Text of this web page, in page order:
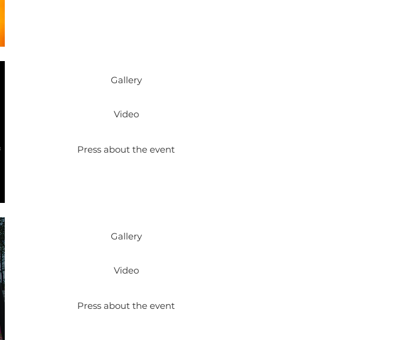
Press about the event
Gallery
Video
Press about the event
Gallery
Video